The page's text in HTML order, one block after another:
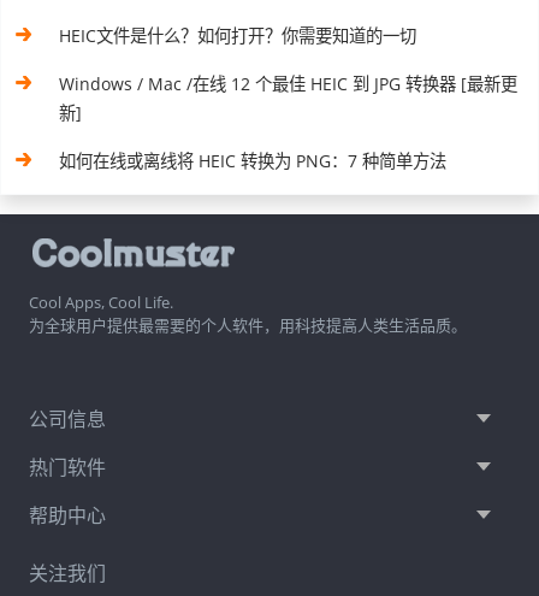
HEIC文件是什么？如何打开？你需要知道的一切
Windows / Mac /在线 12 个最佳 HEIC 到 JPG 转换器 [最新更
新]
如何在线或离线将 HEIC 转换为 PNG：7 种简单方法
Cool Apps, Cool Life.
为全球用户提供最需要的个人软件，用科技提高人类生活品质。
公司信息
热门软件
帮助中心
关注我们